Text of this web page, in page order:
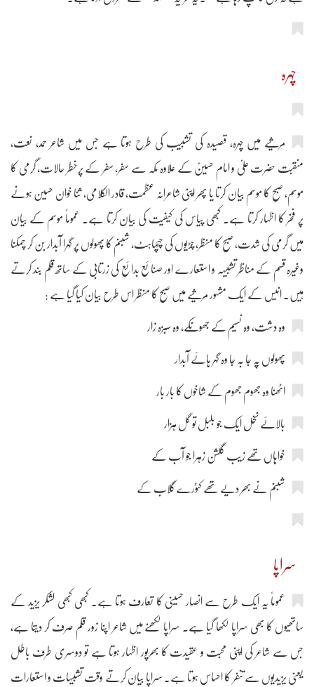
چہرہ
مرثیے میں چہرہ، قصیدہ کی تشبیب کی طرح ہوتا ہے جس میں شاعر حمد، نعت،
منقبت حضرت علیؑ و امام حسینؑ کے علاوہ مکہ سے سفر، سفر کے پرخطر حالات، گرمی کا
موسم، صبح کا موسم بیان کرتا یا پھر اپنی شاعرانہ عظمت، قادر الکلامی، ثنا خوان حسین ہونے
پر فخر کا اظہار کرتا ہے۔ کبھی پیاس کی کیفیت کی بیان کرتا ہے۔ عموماً موسم کے بیان
میں گرمی کی شدت، صبح کا منظر، چڑیوں کی چہچہاہٹ، شبنم کا پھولوں پر گہرا آبدار بن کر چمکنا
وغیرہ قسم کے مناظر تشبیہہ و استعارے اور صنائع بدائع کی زرتابی کے ساتھ قلم بند کرتے
ہیں۔ انیس کے ایک مشہور مرثیے میں صبح کا منظر اس طرح بیان کیا گیا ہے :
وہ دشت، وہ نسیم کے جھونکے، وہ سبزہ زار
پھولوں پہ جا بہ جا وہ گہر ہائے آبدار
اٹھنا وہ جھوم جھوم کے شاخوں کا بار بار
بالائے نخل ایک جو بلبل تو گل ہزار
خواہاں تھے زیب گلشن زہرا جو آب کے
شبنم نے بھر دیے تھے کٹورے گلاب کے
سراپا
عموماً یہ ایک طرح سے انصار حسینی کا تعارف ہوتا ہے۔ کبھی کبھی لشکر یزید کے
ساتھیوں کا بھی سراپا لکھا گیا ہے۔ سراپا لکھنے میں شاعر اپنا زور قلم صرف کر دیتا ہے،
جس سے شاعر کی اپنی محبت و عقیدت کا بھرپور اظہار ہوتا ہے تو دوسری طرف باطل
یعنی یزیدیوں سے تنفر کا احساس ہوتا ہے۔ سراپا بیان کرتے وقت تشبیہات و استعارات